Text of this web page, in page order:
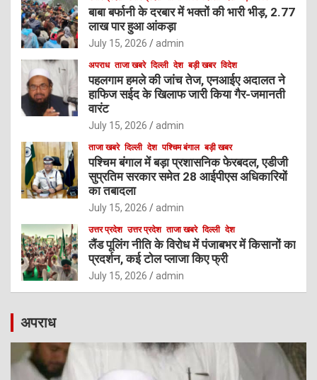
बाबा बर्फानी के दरबार में भक्तों की भारी भीड़, 2.77
लाख पार हुआ आंकड़ा
July 15, 2026 admin
अपराध ताजा खबरे दिल्ली देश बड़ी खबर विदेश
पहलगाम हमले की जांच तेज, एनआईए अदालत ने
हाफिज सईद के खिलाफ जारी किया गैर-जमानती
वारंट
July 15, 2026 admin
ताजा खबरे दिल्ली देश पश्चिम बंगाल बड़ी खबर
पश्चिम बंगाल में बड़ा प्रशासनिक फेरबदल, एडीजी
सुप्रतिम सरकार समेत 28 आईपीएस अधिकारियों
का तबादला
July 15, 2026 admin
उत्तर प्रदेश उत्तर प्रदेश ताजा खबरे दिल्ली देश
लैंड पूलिंग नीति के विरोध में पंजाबभर में किसानों का
प्रदर्शन, कई टोल प्लाजा किए फ्री
July 15, 2026 admin
अपराध